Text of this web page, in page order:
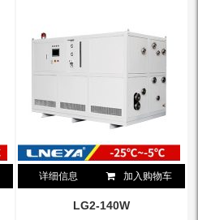
详细信息 加入购物车
LG2-140W